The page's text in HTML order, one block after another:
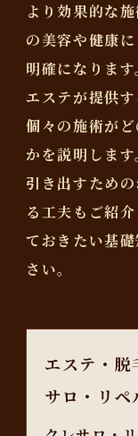
より効果的な
の美容や健康
明確になります
エステが提供
個々の施術が
かを説明しま
引き出すため
る工夫もご紹
ておきたい基
さい。
エステ・脱
サロ・リペ